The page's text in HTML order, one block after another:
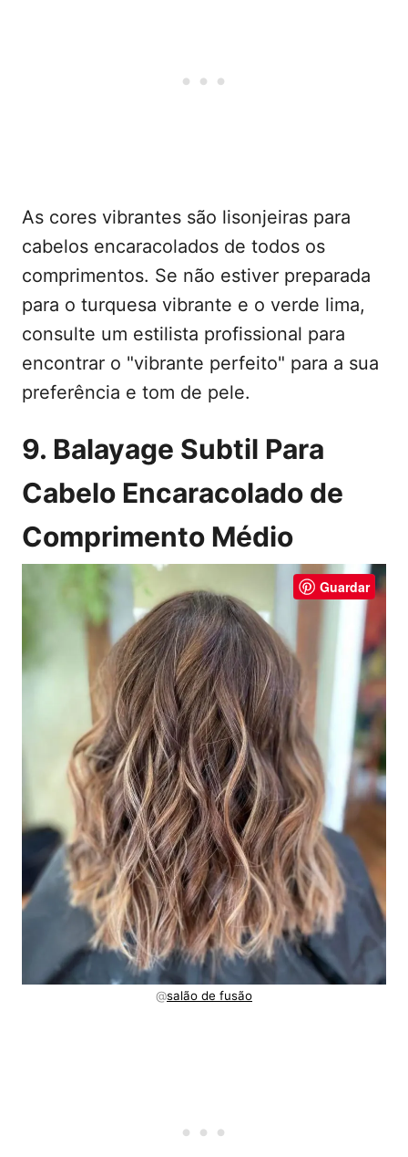
As cores vibrantes são lisonjeiras para
cabelos encaracolados de todos os
comprimentos. Se não estiver preparada
para o turquesa vibrante e o verde lima,
consulte um estilista profissional para
encontrar o "vibrante perfeito" para a sua
preferência e tom de pele.
9. Balayage Subtil Para
Cabelo Encaracolado de
Comprimento Médio
Guardar
@salão de fusão